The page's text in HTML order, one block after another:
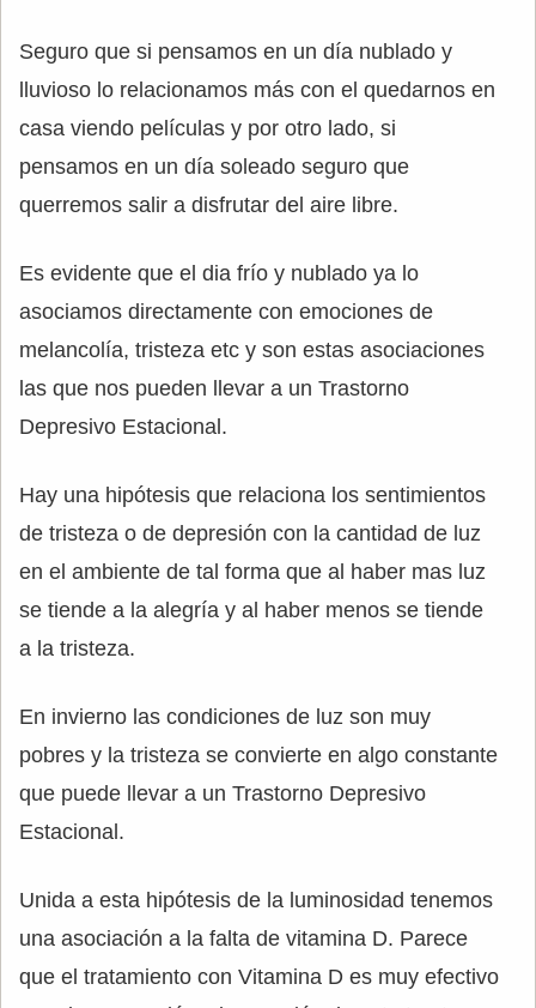
Seguro que si pensamos en un día nublado y
lluvioso lo relacionamos más con el quedarnos en
casa viendo películas y por otro lado, si
pensamos en un día soleado seguro que
querremos salir a disfrutar del aire libre.
Es evidente que el dia frío y nublado ya lo
asociamos directamente con emociones de
melancolía, tristeza etc y son estas asociaciones
las que nos pueden llevar a un Trastorno
Depresivo Estacional.
Hay una hipótesis que relaciona los sentimientos
de tristeza o de depresión con la cantidad de luz
en el ambiente de tal forma que al haber mas luz
se tiende a la alegría y al haber menos se tiende
a la tristeza.
En invierno las condiciones de luz son muy
pobres y la tristeza se convierte en algo constante
que puede llevar a un Trastorno Depresivo
Estacional.
Unida a esta hipótesis de la luminosidad tenemos
una asociación a la falta de vitamina D. Parece
que el tratamiento con Vitamina D es muy efectivo